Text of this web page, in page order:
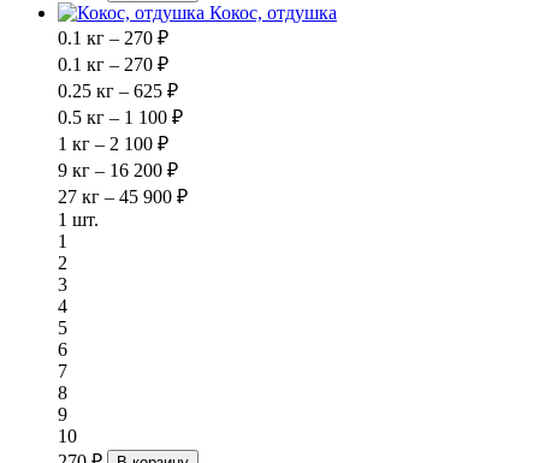
Кокос, отдушка
0.1 кг – 270 ₽
0.1 кг – 270 ₽
0.25 кг – 625 ₽
0.5 кг – 1 100 ₽
1 кг – 2 100 ₽
9 кг – 16 200 ₽
27 кг – 45 900 ₽
1 шт.
1
2
3
4
5
6
7
8
9
10